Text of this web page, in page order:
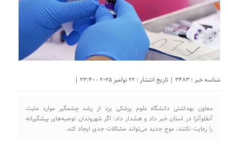
شناسه خبر : 3483 | تاریخ انتشار : 22 نوامبر 2025 - 23:40 |
معاون بهداشتی دانشگاه علوم پزشکی یزد از رشد چشمگیر موارد مثبت
آنفلوآنزا در استان خبر داد و هشدار داد: اگر شهروندان توصیه‌های پیشگیرانه
را رعایت نکنند، موج جدید می‌تواند مشکلات جدی ایجاد کند.